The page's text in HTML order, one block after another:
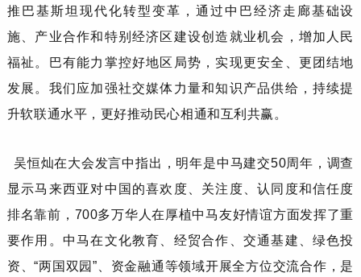
推巴基斯坦现代化转型变革，通过中巴经济走廊基础设
施、产业合作和特别经济区建设创造就业机会，增加人民
福祉。巴有能力掌控好地区局势，实现更安全、更团结地
发展。我们应加强社交媒体力量和知识产品供给，持续提
升软联通水平，更好推动民心相通和互利共赢。
吴恒灿在大会发言中指出，明年是中马建交50周年，调查
显示马来西亚对中国的喜欢度、关注度、认同度和信任度
排名靠前，700多万华人在厚植中马友好情谊方面发挥了重
要作用。中马在文化教育、经贸合作、交通基建、绿色投
资、“两国双园”、资金融通等领域开展全方位交流合作，是